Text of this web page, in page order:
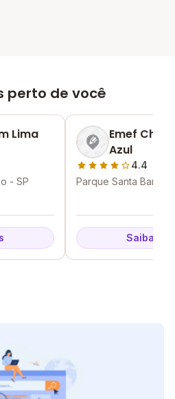
perto de você
Lima
- SP
Emef
Azul
4.4
Parque Santa
Saiba